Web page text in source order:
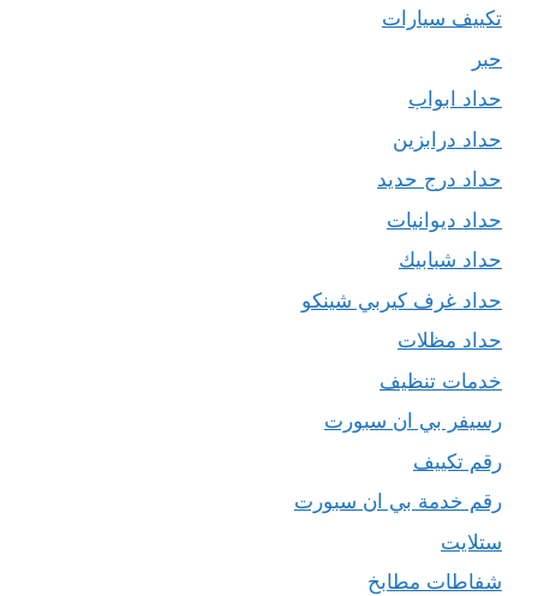
تكييف سيارات
حبر
حداد ابواب
حداد درابزين
حداد درج حديد
حداد ديوانيات
حداد شبابيك
حداد غرف كيربي شينكو
حداد مظلات
خدمات تنظيف
رسيفر بي ان سبورت
رقم تكييف
رقم خدمة بي ان سبورت
ستلايت
شفاطات مطابخ